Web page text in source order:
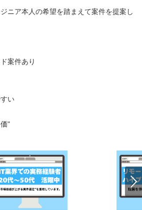
ニア本人の希望を踏まえて案件を提案し
案件あり
い
"